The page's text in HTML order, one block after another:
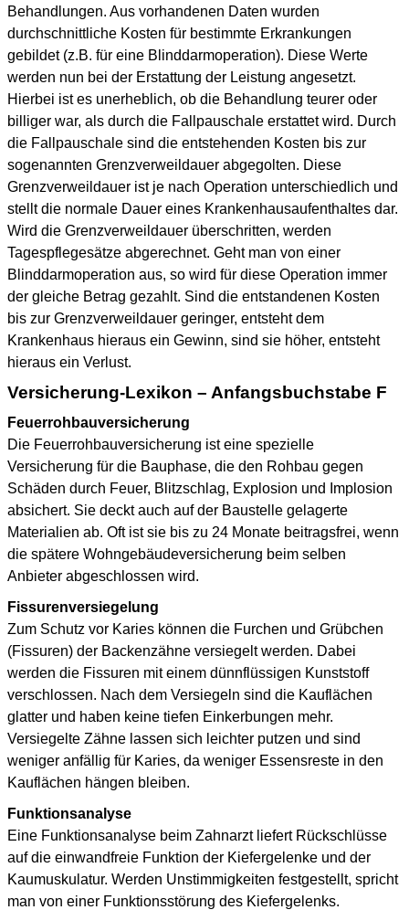
Behandlungen. Aus vorhandenen Daten wurden
durchschnittliche Kosten für bestimmte Erkrankungen
gebildet (z.B. für eine Blinddarmoperation). Diese Werte
werden nun bei der Erstattung der Leistung angesetzt.
Hierbei ist es unerheblich, ob die Behandlung teurer oder
billiger war, als durch die Fallpauschale erstattet wird. Durch
die Fallpauschale sind die entstehenden Kosten bis zur
sogenannten Grenzverweildauer abgegolten. Diese
Grenzverweildauer ist je nach Operation unterschiedlich und
stellt die normale Dauer eines Krankenhausaufenthaltes dar.
Wird die Grenzverweildauer überschritten, werden
Tagespflegesätze abgerechnet. Geht man von einer
Blinddarmoperation aus, so wird für diese Operation immer
der gleiche Betrag gezahlt. Sind die entstandenen Kosten
bis zur Grenzverweildauer geringer, entsteht dem
Krankenhaus hieraus ein Gewinn, sind sie höher, entsteht
hieraus ein Verlust.
Versicherung-Lexikon – Anfangsbuchstabe F
Feuerrohbauversicherung
Die Feuerrohbauversicherung ist eine spezielle
Versicherung für die Bauphase, die den Rohbau gegen
Schäden durch Feuer, Blitzschlag, Explosion und Implosion
absichert. Sie deckt auch auf der Baustelle gelagerte
Materialien ab. Oft ist sie bis zu 24 Monate beitragsfrei, wenn
die spätere Wohngebäudeversicherung beim selben
Anbieter abgeschlossen wird.
Fissurenversiegelung
Zum Schutz vor Karies können die Furchen und Grübchen
(Fissuren) der Backenzähne versiegelt werden. Dabei
werden die Fissuren mit einem dünnflüssigen Kunststoff
verschlossen. Nach dem Versiegeln sind die Kauflächen
glatter und haben keine tiefen Einkerbungen mehr.
Versiegelte Zähne lassen sich leichter putzen und sind
weniger anfällig für Karies, da weniger Essensreste in den
Kauflächen hängen bleiben.
Funktionsanalyse
Eine Funktionsanalyse beim Zahnarzt liefert Rückschlüsse
auf die einwandfreie Funktion der Kiefergelenke und der
Kaumuskulatur. Werden Unstimmigkeiten festgestellt, spricht
man von einer Funktionsstörung des Kiefergelenks.